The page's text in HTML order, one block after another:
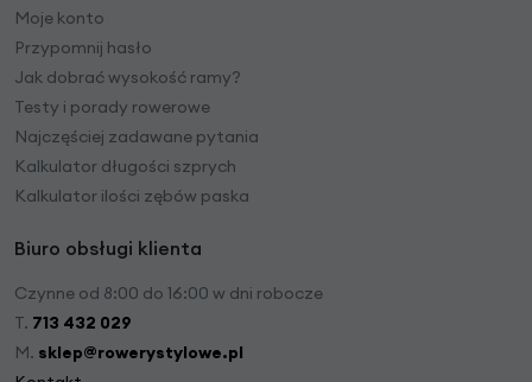
Moje konto
Przypomnij hasło
Jak dobrać wysokość ramy?
Testy i porady rowerowe
Najczęściej zadawane pytania
Kalkulator długości szprych
Kalkulator ilości zębów paska
Biuro obsługi klienta
Czynne od 8:00 do 16:00 w dni robocze
T. 713 432 029
M. sklep@rowerystylowe.pl